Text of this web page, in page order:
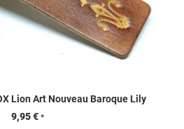
Lion Art Nouveau Baroque Lily
9,95€ *